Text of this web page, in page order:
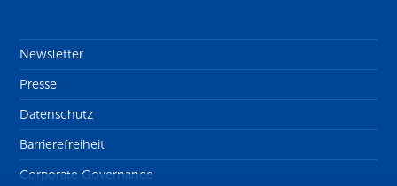
Newsletter
Presse
Datenschutz
Barrierefreiheit
Corporate Governance